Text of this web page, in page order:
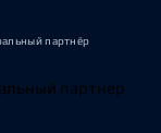
партнёр